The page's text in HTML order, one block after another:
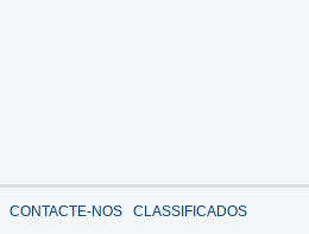
CONTACTE-NOS CLASSIFICADOS